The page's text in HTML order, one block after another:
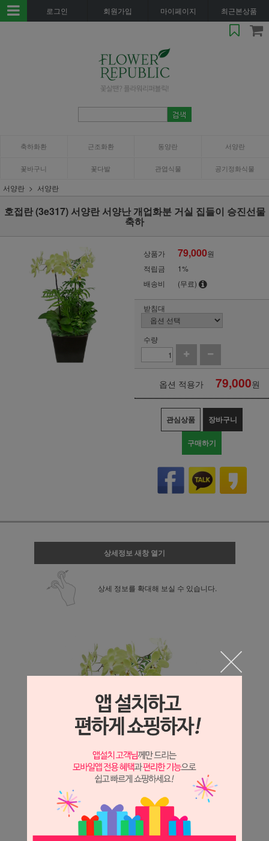
로그인 회원가입 마이페이지 최근본상품
축하화환 근조화환 동양란 서양란
꽃바구니 꽃다발 관엽식물 공기정화식물
서양란 서양란
호접란 (3e317) 서양란 서양난 개업화분 거실 집들이 승진선물
축하
상품가 79,000원
적립금
1%
배송비
(무료)
받침대
수량
옵션 적용가 79,000원
관심상품 장바구니
구매하기
상세정보 새창 열기
상세 정보를 확대해 보실 수 있습니다.